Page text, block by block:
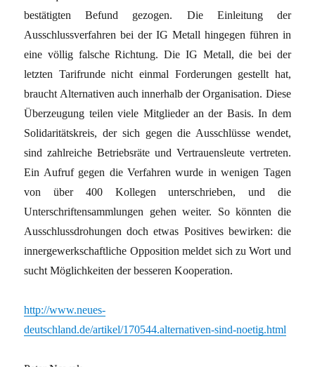
bestätigten Befund gezogen. Die Einleitung der
Ausschlussverfahren bei der IG Metall hingegen führen in
eine völlig falsche Richtung. Die IG Metall, die bei der
letzten Tarifrunde nicht einmal Forderungen gestellt hat,
braucht Alternativen auch innerhalb der Organisation. Diese
Überzeugung teilen viele Mitglieder an der Basis. In dem
Solidaritätskreis, der sich gegen die Ausschlüsse wendet,
sind zahlreiche Betriebsräte und Vertrauensleute vertreten.
Ein Aufruf gegen die Verfahren wurde in wenigen Tagen
von über 400 Kollegen unterschrieben, und die
Unterschriftensammlungen gehen weiter. So könnten die
Ausschlussdrohungen doch etwas Positives bewirken: die
innergewerkschaftliche Opposition meldet sich zu Wort und
sucht Möglichkeiten der besseren Kooperation.
http://www.neues-
deutschland.de/artikel/170544.alternativen-sind-noetig.html